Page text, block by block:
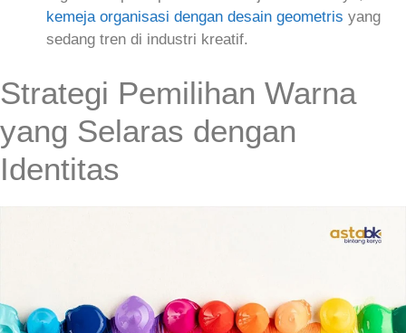
kemeja organisasi dengan desain geometris yang
sedang tren di industri kreatif.
Strategi Pemilihan Warna
yang Selaras dengan
Identitas